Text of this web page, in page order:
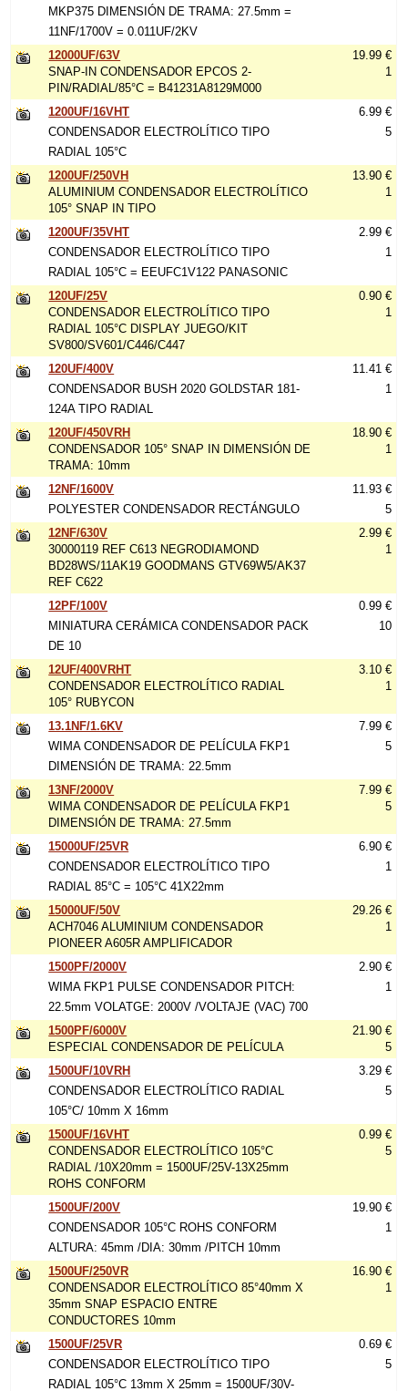
MKP375 DIMENSIÓN DE TRAMA: 27.5mm =
11NF/1700V = 0.011UF/2KV
12000UF/63V
SNAP-IN CONDENSADOR EPCOS 2-
PIN/RADIAL/85°C = B41231A8129M000
19.99 €
1
1200UF/16VHT
CONDENSADOR ELECTROLÍTICO TIPO
RADIAL 105°C
6.99 €
5
1200UF/250VH
ALUMINIUM CONDENSADOR ELECTROLÍTICO
105° SNAP IN TIPO
13.90 €
1
1200UF/35VHT
CONDENSADOR ELECTROLÍTICO TIPO
RADIAL 105°C = EEUFC1V122 PANASONIC
2.99 €
1
120UF/25V
CONDENSADOR ELECTROLÍTICO TIPO
RADIAL 105°C DISPLAY JUEGO/KIT
SV800/SV601/C446/C447
0.90 €
1
120UF/400V
CONDENSADOR BUSH 2020 GOLDSTAR 181-
124A TIPO RADIAL
11.41 €
1
120UF/450VRH
CONDENSADOR 105° SNAP IN DIMENSIÓN DE
TRAMA: 10mm
18.90 €
1
12NF/1600V
POLYESTER CONDENSADOR RECTÁNGULO
11.93 €
5
12NF/630V
30000119 REF C613 NEGRODIAMOND
BD28WS/11AK19 GOODMANS GTV69W5/AK37
REF C622
2.99 €
1
12PF/100V
MINIATURA CERÁMICA CONDENSADOR PACK
DE 10
0.99 €
10
12UF/400VRHT
CONDENSADOR ELECTROLÍTICO RADIAL
105° RUBYCON
3.10 €
1
13.1NF/1.6KV
WIMA CONDENSADOR DE PELÍCULA FKP1
DIMENSIÓN DE TRAMA: 22.5mm
7.99 €
5
13NF/2000V
WIMA CONDENSADOR DE PELÍCULA FKP1
DIMENSIÓN DE TRAMA: 27.5mm
7.99 €
5
15000UF/25VR
CONDENSADOR ELECTROLÍTICO TIPO
RADIAL 85°C = 105°C 41X22mm
6.90 €
1
15000UF/50V
ACH7046 ALUMINIUM CONDENSADOR
PIONEER A605R AMPLIFICADOR
29.26 €
1
1500PF/2000V
WIMA FKP1 PULSE CONDENSADOR PITCH:
22.5mm VOLATGE: 2000V /VOLTAJE (VAC) 700
2.90 €
1
1500PF/6000V
ESPECIAL CONDENSADOR DE PELÍCULA
21.90 €
5
1500UF/10VRH
CONDENSADOR ELECTROLÍTICO RADIAL
105°C/ 10mm X 16mm
3.29 €
5
1500UF/16VHT
CONDENSADOR ELECTROLÍTICO 105°C
RADIAL /10X20mm = 1500UF/25V-13X25mm
ROHS CONFORM
0.99 €
5
1500UF/200V
CONDENSADOR 105°C ROHS CONFORM
ALTURA: 45mm /DIA: 30mm /PITCH 10mm
19.90 €
1
1500UF/250VR
CONDENSADOR ELECTROLÍTICO 85°40mm X
35mm SNAP ESPACIO ENTRE
CONDUCTORES 10mm
16.90 €
1
1500UF/25VR
CONDENSADOR ELECTROLÍTICO TIPO
RADIAL 105°C 13mm X 25mm = 1500UF/30V-
0.69 €
5